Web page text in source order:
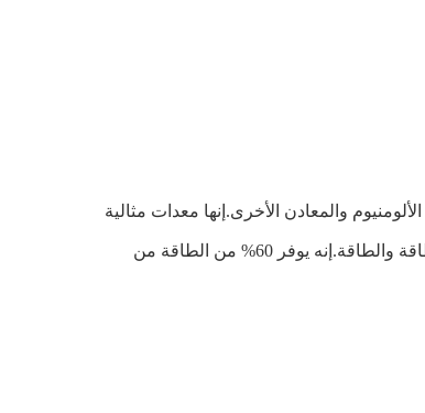
والمعادن الأخرى.إنها معدات مثالية
يعتمد مصدر الطاقة أجهزة الطاقة المستوردة IGBT ، والتي هي أكثر تكاملاً وتصغيرًا. تصل الطاقة الفعالة إلى أكثر من 95٪ ، مما يوفر الطاقة والطاقة.إنه يوفر 60% من الطاقة من